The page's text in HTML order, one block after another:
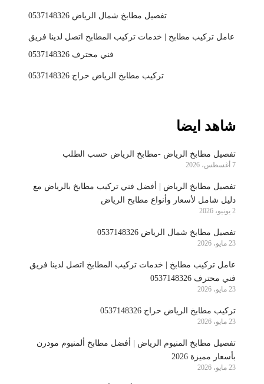
تفصيل مطابخ شمال الرياض 0537148326
عامل تركيب مطابخ | خدمات تركيب المطابخ اتصل لدينا فريق
فني محترف 0537148326
تركيب مطابخ الرياض حراج 0537148326
شاهد ايضا
تفصيل مطابخ الرياض -مطابخ الرياض حسب الطلب
7 أغسطس، 2026
تفصيل مطابخ الرياض | أفضل فني تركيب مطابخ بالرياض مع
دليل شامل لأسعار وأنواع مطابخ الرياض
2 يونيو، 2026
تفصيل مطابخ شمال الرياض 0537148326
23 مايو، 2026
عامل تركيب مطابخ | خدمات تركيب المطابخ اتصل لدينا فريق
فني محترف 0537148326
23 مايو، 2026
تركيب مطابخ الرياض حراج 0537148326
23 مايو، 2026
تفصيل مطابخ المنيوم الرياض | أفضل مطابخ ألمنيوم مودرن
بأسعار مميزة 2026
23 مايو، 2026